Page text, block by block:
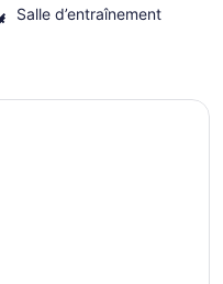
Salle d’entraînement